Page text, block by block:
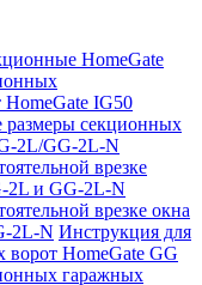
HomeGate
IG50
секционных
2L/GG-2L-N
врезке
2L и GG-2L-N
врезке окна
2L-N Инструкция для
HomeGate GG
гаражных